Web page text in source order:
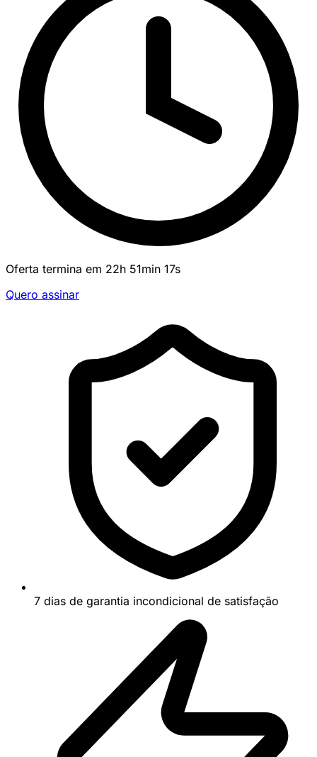
Oferta termina em 22h 51min 17s
Quero assinar
7 dias de garantia incondicional de satisfação